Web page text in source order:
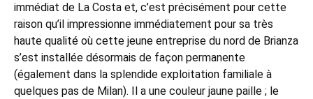
immédiat de La Costa et, c’est précisément pour cette
raison qu’il impressionne immédiatement pour sa très
haute qualité où cette jeune entreprise du nord de Brianza
s’est installée désormais de façon permanente
(également dans la splendide exploitation familiale à
quelques pas de Milan). Il a une couleur jaune paille ; le